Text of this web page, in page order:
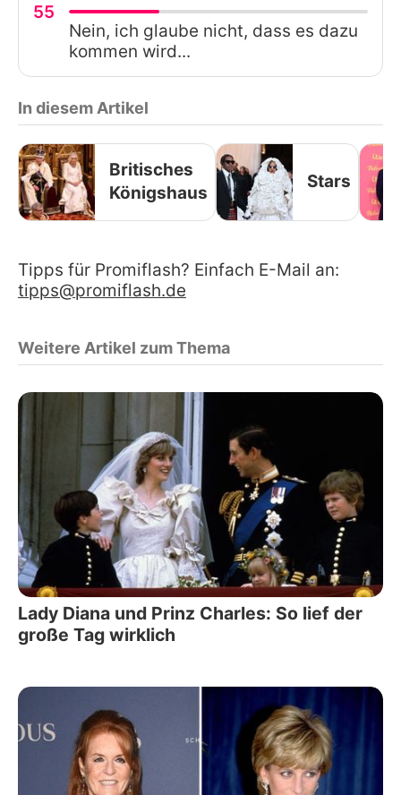
55
Nein, ich glaube nicht, dass es dazu
kommen wird...
In diesem Artikel
Britisches
Königshaus
Stars
Tipps für Promiflash? Einfach E-Mail an:
tipps@promiflash.de
Weitere Artikel zum Thema
Lady Diana und Prinz Charles: So lief der
große Tag wirklich